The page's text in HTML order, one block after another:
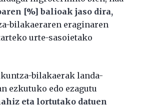
[%] balioak jaso dira,
bilakaeraren eraginaren
urte-sasoietako
bilakaerak landa-
ezkutuko edo ezagutu
eta lortutako datuen